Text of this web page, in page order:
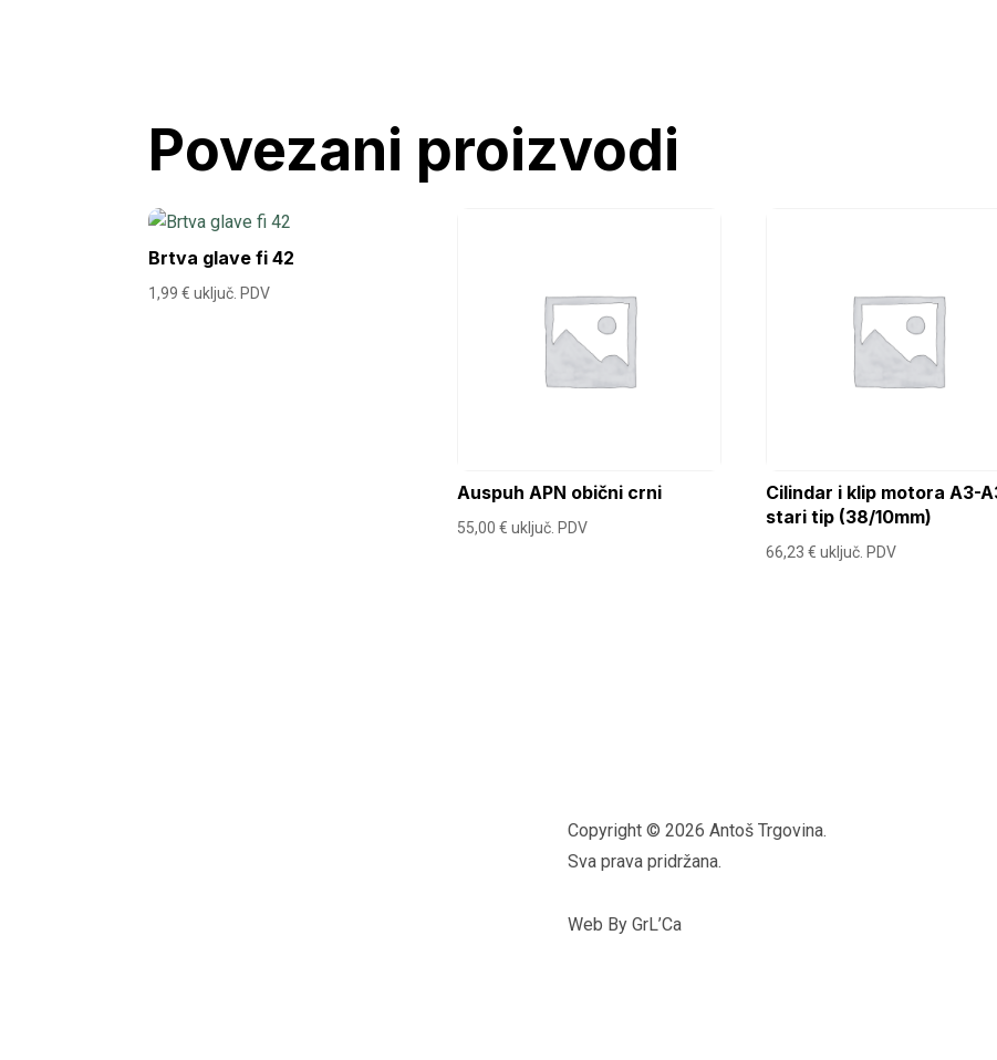
Povezani proizvodi
Brtva glave fi 42
1,99€ uključ. PDV
Auspuh APN obični crni
55,00€ uključ. PDV
Cilindar i klip motora A3-
stari tip (38/10mm)
66,23€ uključ. PDV
Copyright © 2026 Antoš Trgovina.
Sva prava pridržana.
Web By GrL’Ca